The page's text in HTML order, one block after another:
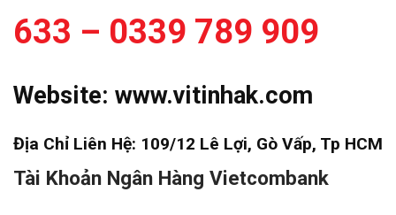
633 – 0339 789 909
Website: www.vitinhak.com
Địa Chỉ Liên Hệ: 109/12 Lê Lợi, Gò Vấp, Tp HCM
Tài Khoản Ngân Hàng Vietcombank